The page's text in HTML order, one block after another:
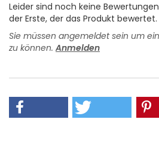
Leider sind noch keine
der Erste, der das Produkt bewertet.
Sie müssen angemeldet sein um
zu können. Anmelden